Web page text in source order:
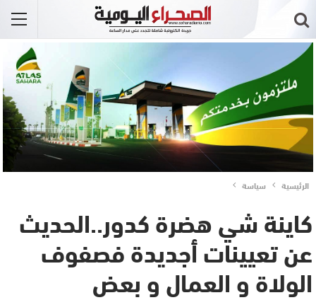
الرئيسية سياسة
كاينة شي هضرة كدور..الحديث
عن تعيينات أجديدة فصفوف
الولاة و العمال و بعض